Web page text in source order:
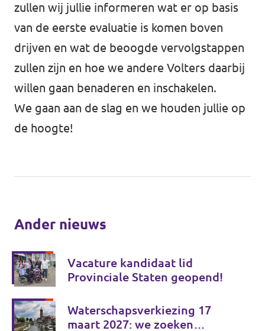
zullen wij jullie informeren wat er op basis
van de eerste evaluatie is komen boven
drijven en wat de beoogde vervolgstappen
zullen zijn en hoe we andere Volters daarbij
willen gaan benaderen en inschakelen.
We gaan aan de slag en we houden jullie op
de hoogte!
Ander nieuws
Vacature kandidaat lid
Provinciale Staten geopend!
Waterschapsverkiezing 17
maart 2027: we zoeken